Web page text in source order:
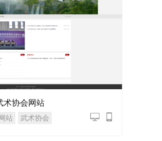
术协会网站
站 武术协会